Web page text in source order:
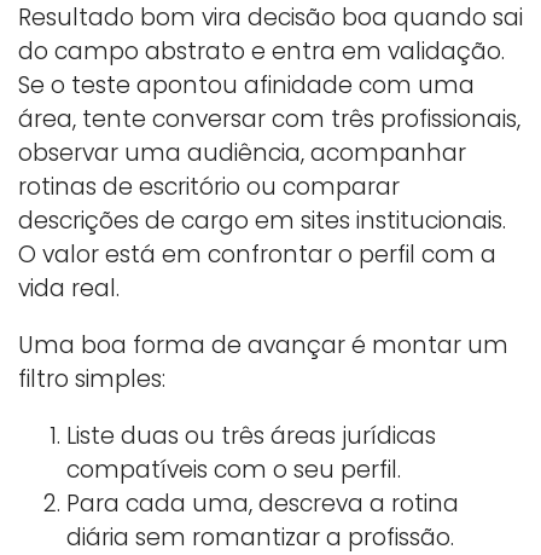
Resultado bom vira decisão boa quando sai
do campo abstrato e entra em validação.
Se o teste apontou afinidade com uma
área, tente conversar com três profissionais,
observar uma audiência, acompanhar
rotinas de escritório ou comparar
descrições de cargo em sites institucionais.
O valor está em confrontar o perfil com a
vida real.
Uma boa forma de avançar é montar um
filtro simples:
Liste duas ou três áreas jurídicas
compatíveis com o seu perfil.
Para cada uma, descreva a rotina
diária sem romantizar a profissão.